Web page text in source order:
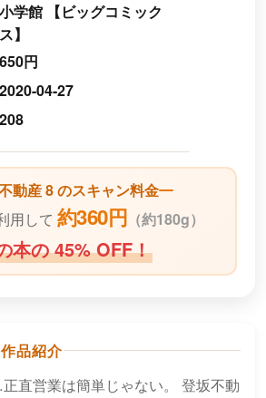
小学館 【ビッグコミック
ス】
650円
2020-04-27
208
動産 8 のスキャン料金
用して 約360円 （約180g）
本の 45% OFF！
品紹介
直営業は簡単じゃない。 登坂不動